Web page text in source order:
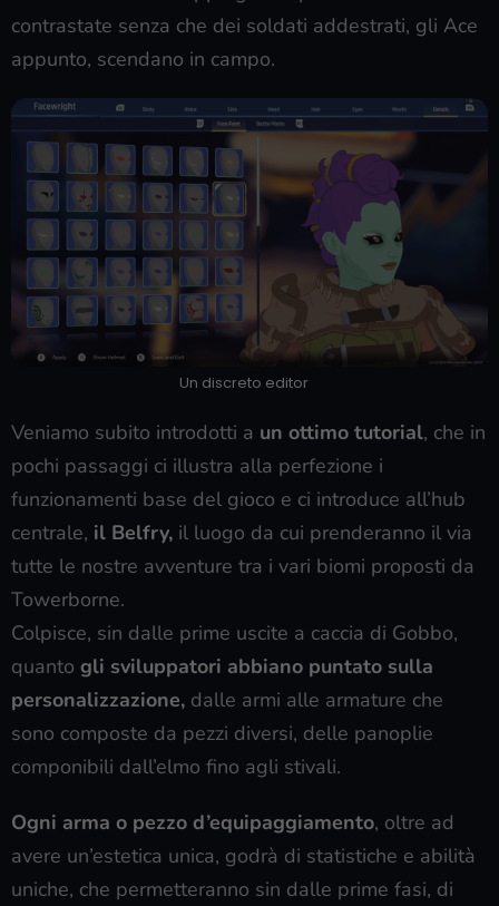
contrastate senza che dei soldati addestrati, gli Ace
appunto, scendano in campo.
Un discreto editor
Veniamo subito introdotti a un ottimo tutorial, che in
pochi passaggi ci illustra alla perfezione i
funzionamenti base del gioco e ci introduce all’hub
centrale, il Belfry, il luogo da cui prenderanno il via
tutte le nostre avventure tra i vari biomi proposti da
Towerborne.
Colpisce, sin dalle prime uscite a caccia di Gobbo,
quanto gli sviluppatori abbiano puntato sulla
personalizzazione, dalle armi alle armature che
sono composte da pezzi diversi, delle panoplie
componibili dall’elmo fino agli stivali.
Ogni arma o pezzo d’equipaggiamento, oltre ad
avere un’estetica unica, godrà di statistiche e abilità
uniche, che permetteranno sin dalle prime fasi, di